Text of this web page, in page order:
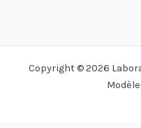
Copyright © 2026